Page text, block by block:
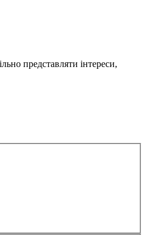
представляти інтереси,